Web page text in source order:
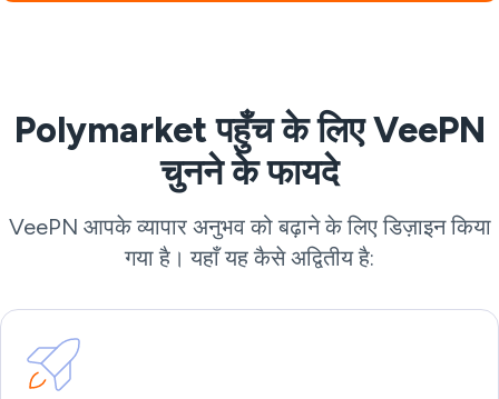
Polymarket पहुँच के लिए VeePN
चुनने के फायदे
VeePN आपके व्यापार अनुभव को बढ़ाने के लिए डिज़ाइन किया
गया है। यहाँ यह कैसे अद्वितीय है: